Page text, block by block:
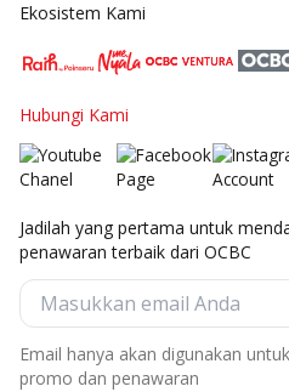
Ekosistem Kami
Hubungi Kami
Jadilah yang pertama untuk
penawaran terbaik dari OCBC
Email hanya akan digunakan
promo dan penawaran